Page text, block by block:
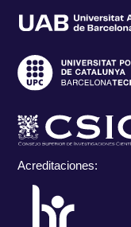
Acreditaciones: